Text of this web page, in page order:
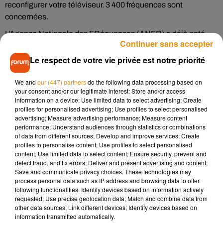
reconfigurer votre téléviseur. 3 400 fréquences sont
concernées.
L’Agence Nationale des FRéquences (ANFR) a déjà opté
pour des changements en région parisienne, dans le sud-est
mais également dans le sud-ouest pour quelques chanceux
l’année passée. Le processus des changements de
fréquences devrait se terminer dans le courant de l’année
2019.
(La phase 3 ci-dessous)
Musique
Madonna sort enfin le remix de « Love
Sensation » avec Kylie Minogue
Le respect de votre vie privée est notre priorité
We and our (447) partnersdo the following data processing based on
your consent and/or our legitimate interest: Store and/or access
information on a device; Use limited data to select advertising; Create
profiles for personalised advertising; Use profiles to select personalised
advertising; Measure advertising performance; Measure content
performance; Understand audiences through statistics or combinations
of data from different sources; Develop and improve services; Create
profiles to personalise content; Use profiles to select personalised
content; Use limited data to select content; Ensure security, prevent and
detect fraud, and fix errors; Deliver and present advertising and content;
Save and communicate privacy choices. These technologies may
process personal data such as IP address and browsing data to offer
following functionalities: Identify devices based on information actively
requested; Use precise geolocation data; Match and combine data from
other data sources; Link different devices; Identify devices based on
information transmitted automatically.
Continuer sans accepter